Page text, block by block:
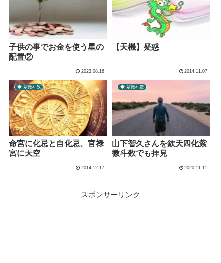
子供の事でお金を使う星の
配置②
2023.08.16
【天機】疑惑
2014.11.07
◆ 紫微斗数
命宮に化忌と自化忌、官禄
宮に天空
2014.12.17
◆ 紫微斗数
山下智久さんを欽天四化紫
微斗数でも拝見
2020.11.11
スポンサーリンク